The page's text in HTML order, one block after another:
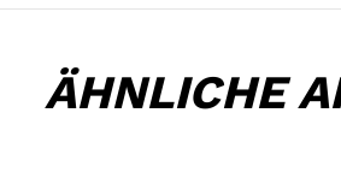
ÄHNLICHE